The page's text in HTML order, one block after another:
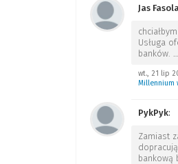
Jas Fasola
Usługa
banków. …
wt., 21 lip
Millennium
PykPyk:
Zamiast
bankową